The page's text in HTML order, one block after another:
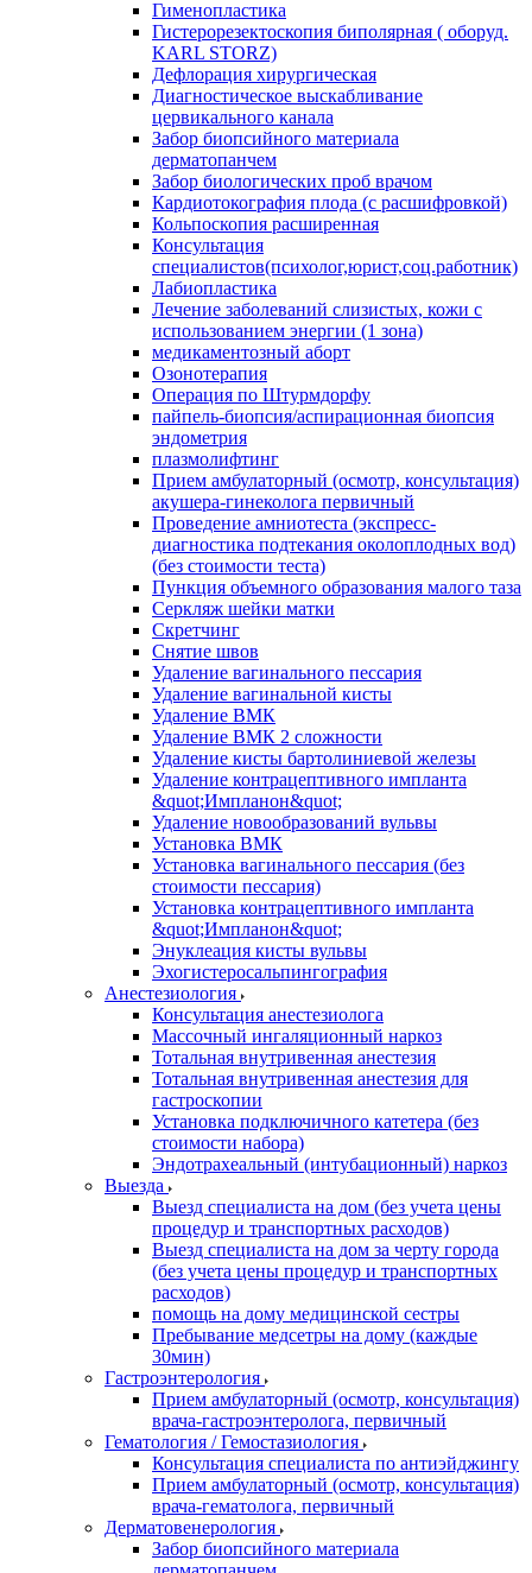
Гименопластика
Гистерорезектоскопия биполярная ( оборуд.
KARL STORZ)
Дефлорация хирургическая
Диагностическое выскабливание
цервикального канала
Забор биопсийного материала
дерматопанчем
Забор биологических проб врачом
Кардиотокография плода (с расшифровкой)
Кольпоскопия расширенная
Консультация
специалистов(психолог,юрист,соц.работник)
Лабиопластика
Лечение заболеваний слизистых, кожи с
использованием энергии (1 зона)
медикаментозный аборт
Озонотерапия
Операция по Штурмдорфу
пайпель-биопсия/аспирационная биопсия
эндометрия
плазмолифтинг
Прием амбулаторный (осмотр, консультация)
акушера-гинеколога первичный
Проведение амниотеста (экспресс-
диагностика подтекания околоплодных вод)
(без стоимости теста)
Пункция объемного образования малого таза
Серкляж шейки матки
Скретчинг
Снятие швов
Удаление вагинального пессария
Удаление вагинальной кисты
Удаление ВМК
Удаление ВМК 2 сложности
Удаление кисты бартолиниевой железы
Удаление контрацептивного импланта
&quot;Импланон&quot;
Удаление новообразований вульвы
Установка ВМК
Установка вагинального пессария (без
стоимости пессария)
Установка контрацептивного импланта
&quot;Импланон&quot;
Энуклеация кисты вульвы
Эхогистеросальпингография
Анестезиология
Консультация анестезиолога
Массочный ингаляционный наркоз
Тотальная внутривенная анестезия
Тотальная внутривенная анестезия для
гастроскопии
Установка подключичного катетера (без
стоимости набора)
Эндотрахеальный (интубационный) наркоз
Выезда
Выезд специалиста на дом (без учета цены
процедур и транспортных расходов)
Выезд специалиста на дом за черту города
(без учета цены процедур и транспортных
расходов)
помощь на дому медицинской сестры
Пребывание медсетры на дому (каждые
30мин)
Гастроэнтерология
Прием амбулаторный (осмотр, консультация)
врача-гастроэнтеролога, первичный
Гематология / Гемостазиология
Консультация специалиста по антиэйджингу
Прием амбулаторный (осмотр, консультация)
врача-гематолога, первичный
Дерматовенерология
Забор биопсийного материала